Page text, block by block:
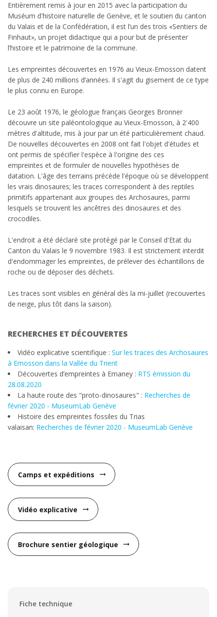
Entièrement remis à jour en 2015 avec la participation du
Muséum d'histoire naturelle de Genève, et le soutien du canton
du Valais et de la Confédération, il est l’un des trois «Sentiers de
Finhaut», un projet didactique qui a pour but de présenter
l’histoire et le patrimoine de la commune.
Les empreintes découvertes en 1976 au Vieux-Emosson datent
de plus de 240 millions d’années. Il s'agit du gisement de ce type
le plus connu en Europe.
Le 23 août 1976, le géologue français Georges Bronner
découvre un site paléontologique au Vieux-Emosson, à 2'400
mètres d'altitude, mis à jour par un été particulièrement chaud.
De nouvelles découvertes en 2008 ont fait l'objet d'études et
ont permis de spécifier l'espèce à l'origine des ces
empreintes et de formuler de nouvelles hypothèses de
datation. L'âge des terrains précède l'époque où se développent
les vrais dinosaures; les traces correspondent à des reptiles
primitifs appartenant aux groupes des Archosaures, parmi
lesquels se trouvent les ancêtres des dinosaures et des
crocodiles.
L'endroit a été déclaré site protégé par le Conseil d'Etat du
Canton du Valais le 9 novembre 1983. Il est strictement interdit
d'endommager les empreintes, de prélever des échantillons de
roche ou de déposer des déchets.
Les traces sont visibles en général dès la mi-juillet (recouvertes
de neige, plus tôt dans la saison).
RECHERCHES ET DÉCOUVERTES
Vidéo explicative scientifique : Sur les traces des Archosaures
à Emosson dans la Vallée du Trient
Découvertes d’empreintes à Emaney : RTS émission du
28.08.2020
La haute route des "proto-dinosaures" : Recherches de
février 2020 - MuseumLab Genève
Histoire des empreintes fossiles du Trias
valaisan: Recherches de février 2020 - MuseumLab Genève
Camps et expéditions arrow_right_alt
Vidéo explicative arrow_right_alt
Brochure sentier géologique arrow_right_alt
Fiche technique